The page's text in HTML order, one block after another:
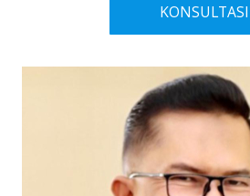
KONSULTASI